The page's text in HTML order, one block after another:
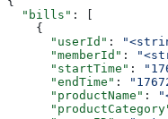
  "bills"
: [
    {
      "userId"
:
      "memberId"
:
      "startTime"
:
      "endTime"
:
      "productName"
: